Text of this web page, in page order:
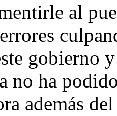
al
gobierno
no ha
además